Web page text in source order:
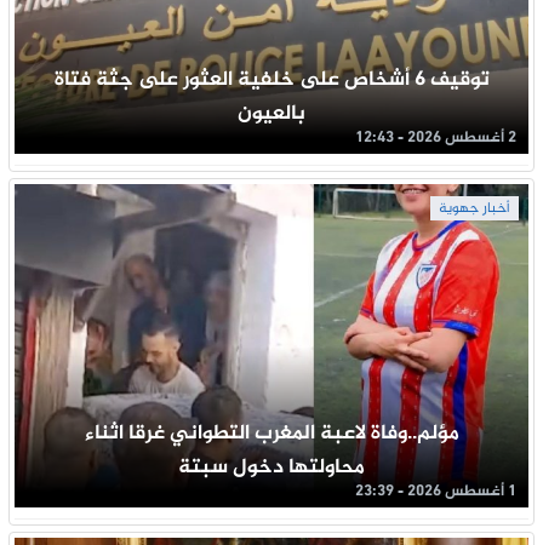
توقيف 6 أشخاص على خلفية العثور على جثة فتاة
بالعيون
2 أغسطس 2026 - 12:43
أخبار جهوية
مؤلم..وفاة لاعبة المغرب التطواني غرقا اثناء
محاولتها دخول سبتة
1 أغسطس 2026 - 23:39